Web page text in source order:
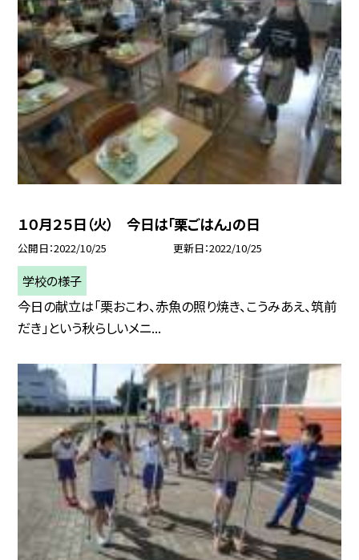
１０月２５日（火） 今日は「栗ごはん」の日
公開日 2022/10/25 更新日 2022/10/25
学校の様子
今日の献立は「栗おこわ、赤魚の照り焼き、こうみあえ、筑前
だき」という秋らしいメニ...